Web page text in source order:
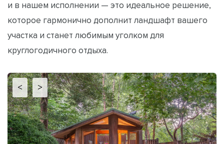
и в нашем исполнении — это идеальное решение,
которое гармонично дополнит ландшафт вашего
участка и станет любимым уголком для
круглогодичного отдыха.
< >